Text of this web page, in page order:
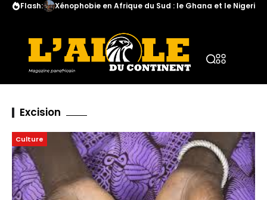
Flash: Xénophobie en Afrique du Sud : le Ghana et le Nigeria
Excision
Culture